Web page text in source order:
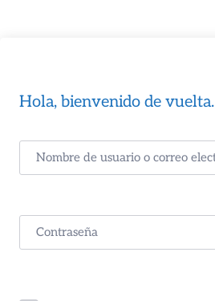
Hola, bienvenido de vuelta.